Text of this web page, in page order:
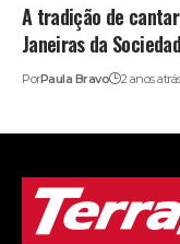
A tradição de
Janeiras da
PorPaula Bravo 2 anos